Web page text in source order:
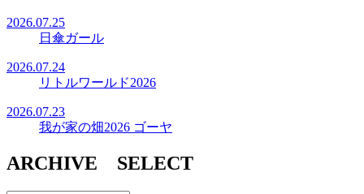
2026.07.25
日傘ガール
2026.07.24
リトルワールド2026
2026.07.23
我が家の畑2026 ゴーヤ
ARCHIVE SELECT